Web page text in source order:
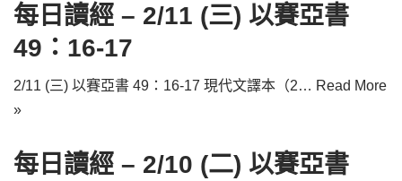
每日讀經 – 2/11 (三) 以賽亞書
49：16-17
2/11 (三) 以賽亞書 49：16-17 現代文譯本（2… Read More
»
每日讀經 – 2/10 (二) 以賽亞書